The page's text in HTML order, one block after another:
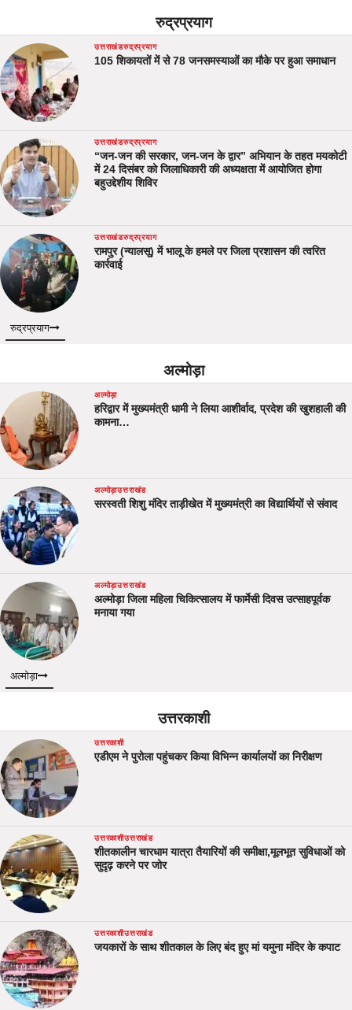
रुद्रप्रयाग
उत्तराखंडरुद्रप्रयाग
105 शिकायतों में से 78 जनसमस्याओं का मौके पर हुआ समाधान
उत्तराखंडरुद्रप्रयाग
“जन-जन की सरकार, जन-जन के द्वार” अभियान के तहत मयकोटी
में 24 दिसंबर को जिलाधिकारी की अध्यक्षता में आयोजित होगा
बहुउद्देशीय शिविर
उत्तराखंडरुद्रप्रयाग
रामपुर (न्यालसू) में भालू के हमले पर जिला प्रशासन की त्वरित
कार्रवाई
रुद्रप्रयाग
अल्मोड़ा
अल्मोड़ा
हरिद्वार में मुख्यमंत्री धामी ने लिया आशीर्वाद, प्रदेश की खुशहाली की
कामना…
अल्मोड़ाउत्तराखंड
सरस्वती शिशु मंदिर ताड़ीखेत में मुख्यमंत्री का विद्यार्थियों से संवाद
अल्मोड़ाउत्तराखंड
अल्मोड़ा जिला महिला चिकित्सालय में फार्मेसी दिवस उत्साहपूर्वक
मनाया गया
अल्मोड़ा
उत्तरकाशी
उत्तरकाशी
एडीएम ने पुरोला पहुंचकर किया विभिन्न कार्यालयों का निरीक्षण
उत्तरकाशीउत्तराखंड
शीतकालीन चारधाम यात्रा तैयारियों की समीक्षा,मूलभूत सुविधाओं को
सुदृढ़ करने पर जोर
उत्तरकाशीउत्तराखंड
जयकारों के साथ शीतकाल के लिए बंद हुए मां यमुना मंदिर के कपाट